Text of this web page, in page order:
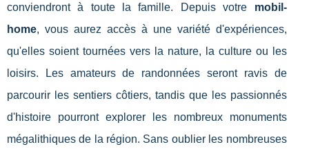
conviendront à toute la famille. Depuis votre mobil-
home, vous aurez accès à une variété d'expériences,
qu'elles soient tournées vers la nature, la culture ou les
loisirs. Les amateurs de randonnées seront ravis de
parcourir les sentiers côtiers, tandis que les passionnés
d'histoire pourront explorer les nombreux monuments
mégalithiques de la région. Sans oublier les nombreuses